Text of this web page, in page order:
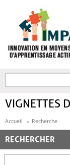
FORMULAIRE DE
VIGNETTES
Accueil Recherche
RECHERCHER